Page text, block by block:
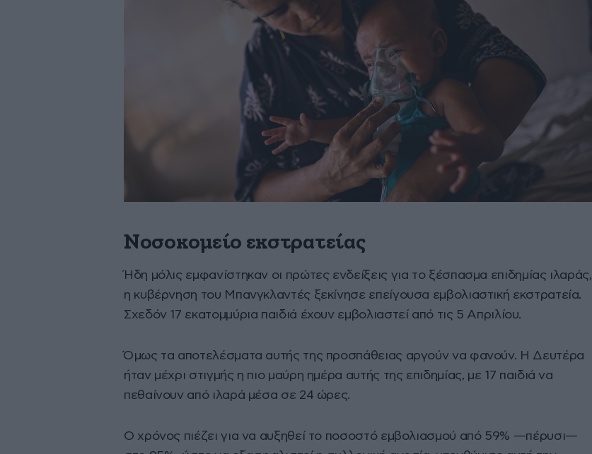
Νοσοκομείο εκστρατείας
Ήδη μόλις εμφανίστηκαν οι πρώτες ενδείξεις για το ξέσπασμα επιδημίας ιλαράς,
η κυβέρνηση του Μπανγκλαντές ξεκίνησε επείγουσα εμβολιαστική εκστρατεία.
Σχεδόν 17 εκατομμύρια παιδιά έχουν εμβολιαστεί από τις 5 Απριλίου.
Όμως τα αποτελέσματα αυτής της προσπάθειας αργούν να φανούν. Η Δευτέρα
ήταν μέχρι στιγμής η πιο μαύρη ημέρα αυτής της επιδημίας, με 17 παιδιά να
πεθαίνουν από ιλαρά μέσα σε 24 ώρες.
Ο χρόνος πιέζει για να αυξηθεί το ποσοστό εμβολιασμού από 59% —πέρυσι—